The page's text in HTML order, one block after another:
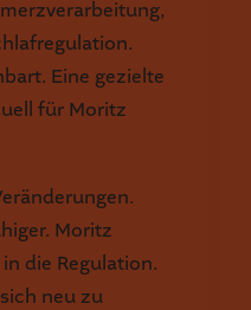
Eine gezielte
für Moritz
Moritz
die Regulation.
neu zu